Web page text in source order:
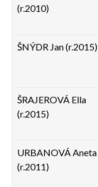
(r.2010)
ŠNÝDR Jan (r.2015)
ŠRAJEROVÁ Ella
(r.2015)
URBANOVÁ Aneta
(r.2011)